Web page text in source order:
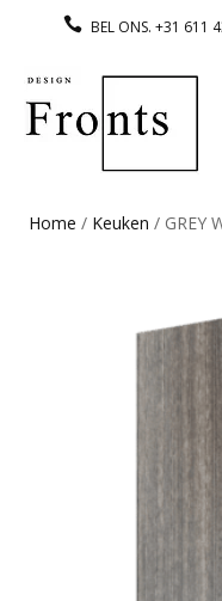
BEL ONS. +31 611
Home / Keuken / GREY